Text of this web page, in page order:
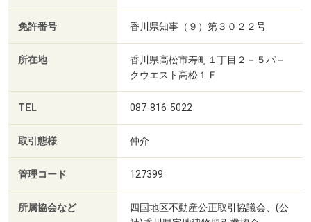
免許番号 香川県知事（９）第３０２２号
所在地
香川県高松市寿町１丁目２－５パ－
クウエスト高松１Ｆ
TEL 087-816-5022
取引態様 仲介
管理コード 127399
所属協会など
四国地区不動産公正取引協議会、(公